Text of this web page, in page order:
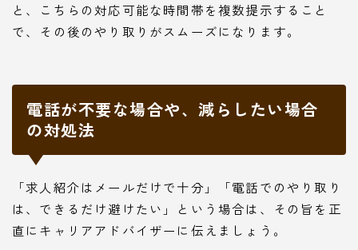
と、こちらの対応可能な時間帯を複数提示すること
で、その後のやり取りがスムーズになります。
電話が不要な場合や、減らしたい場合
の対処法
「求人紹介はメールだけで十分」「電話でのやり取り
は、できるだけ避けたい」という場合は、その旨を正
直にキャリアアドバイザーに伝えましょう。